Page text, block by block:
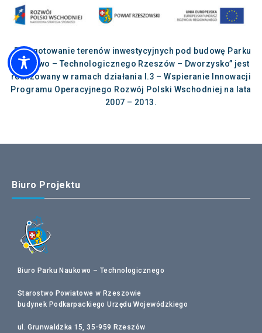
„Przygotowanie terenów inwestycyjnych pod budowę Parku
Naukowo – Technologicznego Rzeszów – Dworzysko” jest
realizowany w ramach działania I.3 – Wspieranie Innowacji
Programu Operacyjnego Rozwój Polski Wschodniej na lata
2007 – 2013.
Biuro Projektu
Biuro Parku Naukowo – Technologicznego
Starostwo Powiatowe w Rzeszowie
budynek Podkarpackiego Urzędu Wojewódzkiego
ul. Grunwaldzka 15, 35-959 Rzeszów